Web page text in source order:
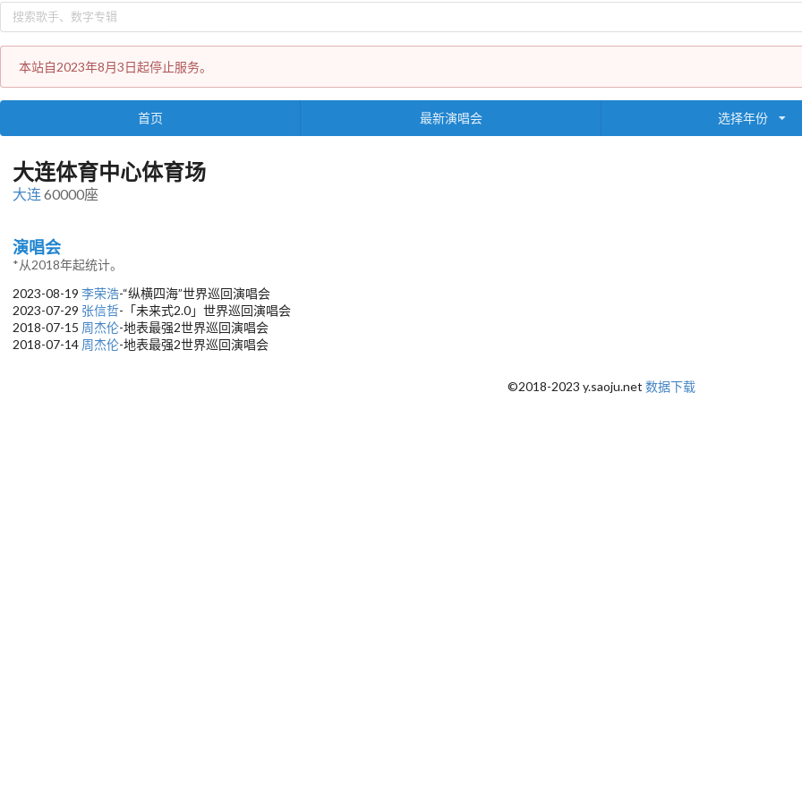
本站自2023年8月3日起停止服务。
首页 最新演唱会 选择年份
大连体育中心体育场
大连 60000座
演唱会
*从2018年起统计。
2023-08-19 李荣浩-“纵横四海”世界巡回演唱会
2023-07-29 张信哲-「未来式2.0」世界巡回演唱会
2018-07-15 周杰伦-地表最强2世界巡回演唱会
2018-07-14 周杰伦-地表最强2世界巡回演唱会
©2018-2023 y.saoju.net 数据下载